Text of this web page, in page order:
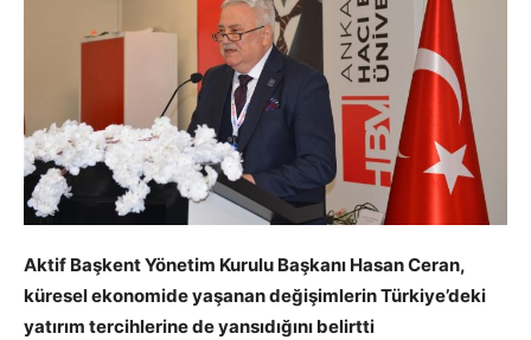
Aktif Başkent Yönetim Kurulu Başkanı Hasan Ceran,
küresel ekonomide yaşanan değişimlerin Türkiye’deki
yatırım tercihlerine de yansıdığını belirtti